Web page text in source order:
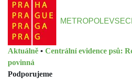
Aktuálně • Centrální evidence psů:
povinná
Podporujeme